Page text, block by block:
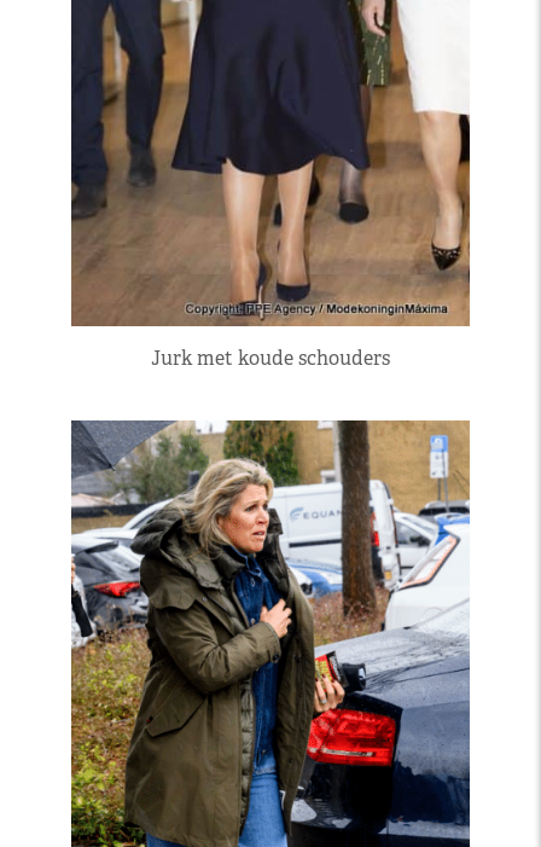
Jurk met koude schouders